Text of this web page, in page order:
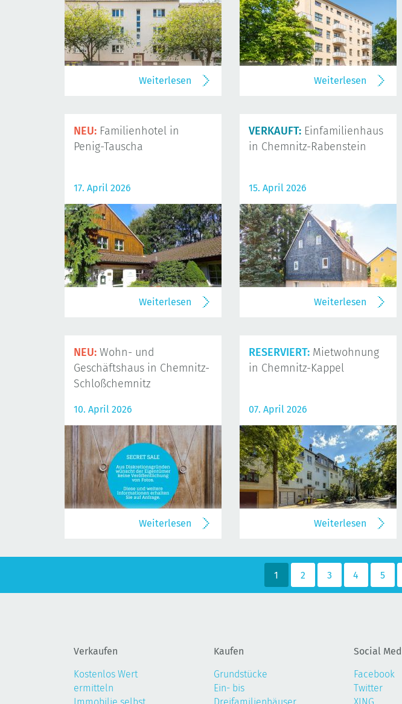
Weiterlesen Weiterlesen
NEU: Familienhotel in
Penig-Tauscha
17. April 2026
Weiterlesen
VERKAUFT: Einfamilienhaus
in Chemnitz-Rabenstein
15. April 2026
Weiterlesen
NEU: Wohn- und
Geschäftshaus in Chemnitz-
Schloßchemnitz
10. April 2026
Weiterlesen
RESERVIERT: Mietwohnung
in Chemnitz-Kappel
07. April 2026
Weiterlesen
1 2 3 4 5
Verkaufen
Kostenlos Wert
ermitteln
Kaufen
Grundstücke
Ein- bis
Social
Facebook
Twitter